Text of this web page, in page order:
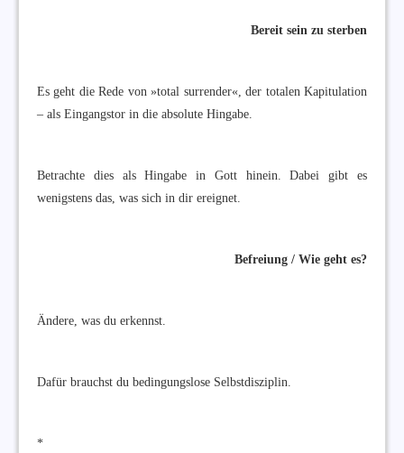
Bereit sein zu sterben
Es geht die Rede von »total surrender«, der totalen Kapitulation
– als Eingangstor in die absolute Hingabe.
Betrachte dies als Hingabe in Gott hinein. Dabei gibt es
wenigstens das, was sich in dir ereignet.
Befreiung / Wie geht es?
Ändere, was du erkennst.
Dafür brauchst du bedingungslose Selbstdisziplin.
*